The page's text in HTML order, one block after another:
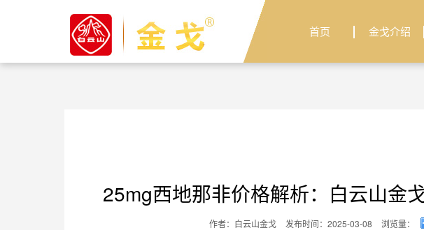
首页 金戈介绍
25mg西地那非价格解析：白云山金
作者：白云山金戈 发布时间：2025-03-08 浏览量：